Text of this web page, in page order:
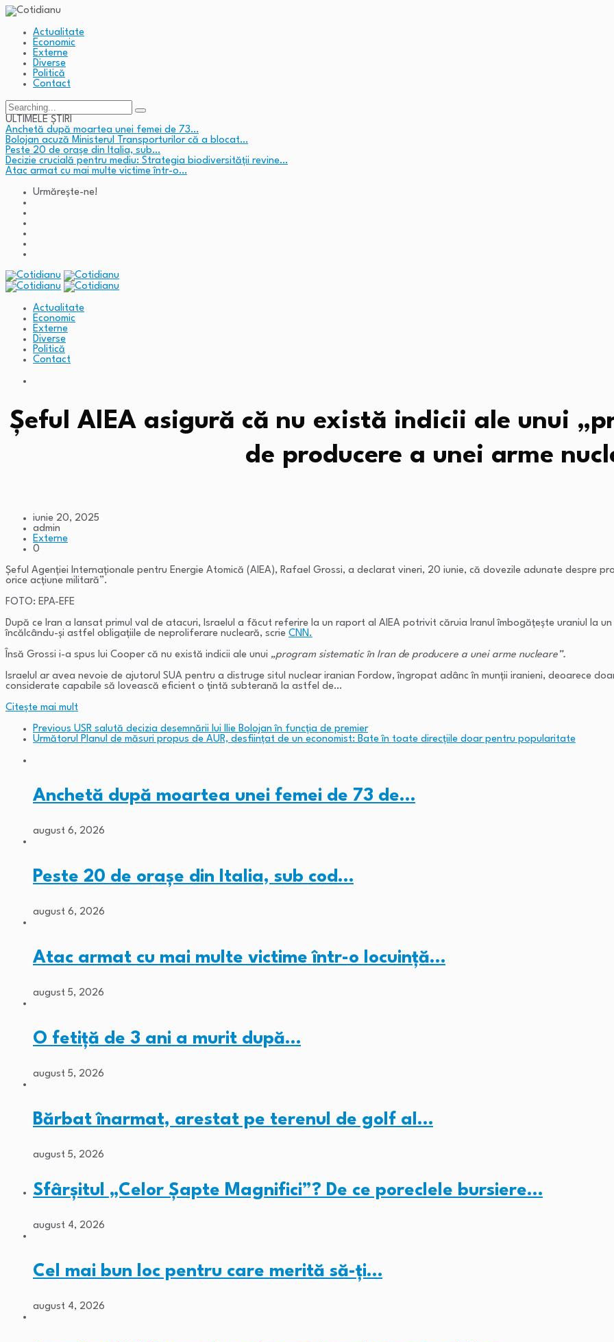
Actualitate
Economic
Externe
Diverse
Politică
Contact
Search
for:
ULTIMELE ȘTIRI
Anchetă după moartea unei femei de 73…
Bolojan acuză Ministerul Transporturilor că a blocat…
Peste 20 de orașe din Italia, sub…
Decizie crucială pentru mediu: Strategia biodiversității revine…
Atac armat cu mai multe victime într-o…
Urmărește-ne!
Actualitate
Economic
Externe
Diverse
Politică
Contact
Șeful AIEA asigură că nu există indicii ale unui
de producere a unei arme
iunie 20, 2025
admin
Externe
0
Șeful Agenției Internaționale pentru Energie Atomică (AIEA), Rafael Grossi, a declarat vineri, 20 iunie, că dovezile adunate despre
orice acțiune militară”.
FOTO: EPA-EFE
După ce Iran a lansat primul val de atacuri, Israelul a făcut referire la un raport al AIEA potrivit căruia Iranul îmbogățește uraniul la
încălcându-și astfel obligațiile de neproliferare nucleară, scrie CNN.
Însă Grossi i-a spus lui Cooper că nu există indicii ale unui „program sistematic în Iran de producere a unei arme nucleare”.
Israelul ar avea nevoie de ajutorul SUA pentru a distruge situl nuclear iranian Fordow, îngropat adânc în munții iranieni, deoarece
considerate capabile să lovească eficient o țintă subterană la astfel de…
Citeşte mai mult
Previous USR salută decizia desemnării lui Ilie Bolojan în funcția de premier
Următorul
Planul de măsuri propus de AUR, desființat de un economist: Bate în toate direcțiile doar pentru popularitate
Anchetă după moartea unei femei de 73 de…
august 6, 2026
Peste 20 de orașe din Italia, sub cod…
august 6, 2026
Atac armat cu mai multe victime într-o locuință…
august 5, 2026
O fetiță de 3 ani a murit după…
august 5, 2026
Bărbat înarmat, arestat pe terenul de golf al…
august 5, 2026
Sfârșitul „Celor Șapte Magnifici”? De ce poreclele bursiere…
august 4, 2026
Cel mai bun loc pentru care merită să-ți…
august 4, 2026